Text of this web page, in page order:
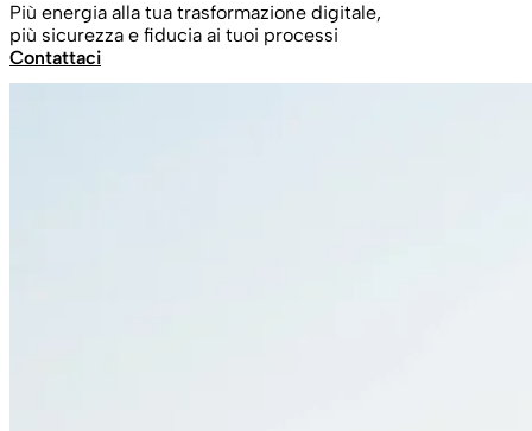
Più energia alla tua trasformazione digitale,
più sicurezza e fiducia ai tuoi processi
Contattaci